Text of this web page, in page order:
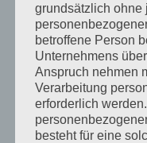
Während der
EndeSeptember
auch unser
grundsätzlich ohne
betroffene Person
Unternehmens
Anspruch nehmen
Verarbeitung
erforderlich
besteht für eine